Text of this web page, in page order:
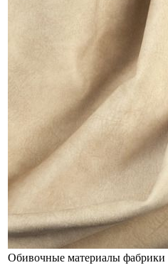
Обивочные материалы фабрики